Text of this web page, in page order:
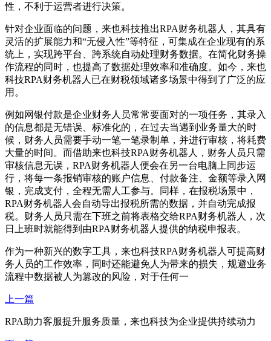
性，不利于运营者进行决策。
针对企业面临的问题，来也科技推出RPA财务机器人，其具有
灵活的扩展能力和“无侵入性”等特征，可集成在企业现有的系
统上，实现跨平台、跨系统自动处理财务数据。在简化财务操
作流程的同时，也提高了数据处理效率和准确度。如今，来也
科技RPA财务机器人已在财税领域诸多场景中得到了广泛的应
用。
例如网银付款是企业财务人员常常要面对的一项任务，其录入
的信息都是无错误、标准化的，在过去当遇到业务量大的时
候，财务人员需要手动一笔一笔录制单，并进行审核，将耗费
大量的时间。而借助来也科技RPA财务机器人，财务人员只需
审核信息无误，RPA财务机器人便会在另一台电脑上同步运
行，将每一条报销审核的账户信息、付款备注、金额等录入网
银，完成支付，全程无需人工参与。同样，在报税场景中，
RPA财务机器人会自动导出报税所需的数据，并自动完成报
税。财务人员只需在下班之前将表格交给RPA财务机器人，次
日上班时就能得到由RPA财务机器人提供的纳税申报表。
作为一种新兴的数字工具，来也科技RPA财务机器人可提高财
务人员的工作效率，同时还能避免人为带来的损失，规避业务
流程中数据被人为篡改的风险，对于任何一
上一篇
RPA助力客服提升服务质量，来也科技为企业提供持续动力